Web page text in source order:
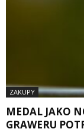
ZAKUPY
MEDAL JAKO
GRAWERU